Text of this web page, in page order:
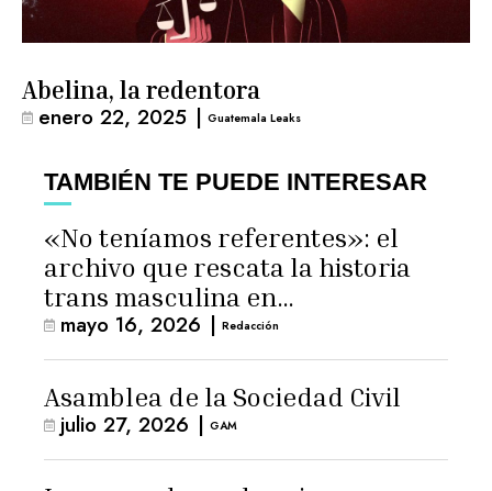
Abelina, la redentora
enero 22, 2025 | Guatemala Leaks
TAMBIÉN TE PUEDE INTERESAR
«No teníamos referentes»: el
archivo que rescata la historia
trans masculina en
Latinoamérica
mayo 16, 2026 | Redacción
Asamblea de la Sociedad Civil
julio 27, 2026 | GAM